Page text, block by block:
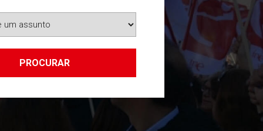
PROCURAR